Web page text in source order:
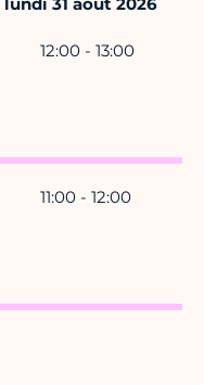
31 août 2026
12:00 - 13:00
11:00 - 12:00